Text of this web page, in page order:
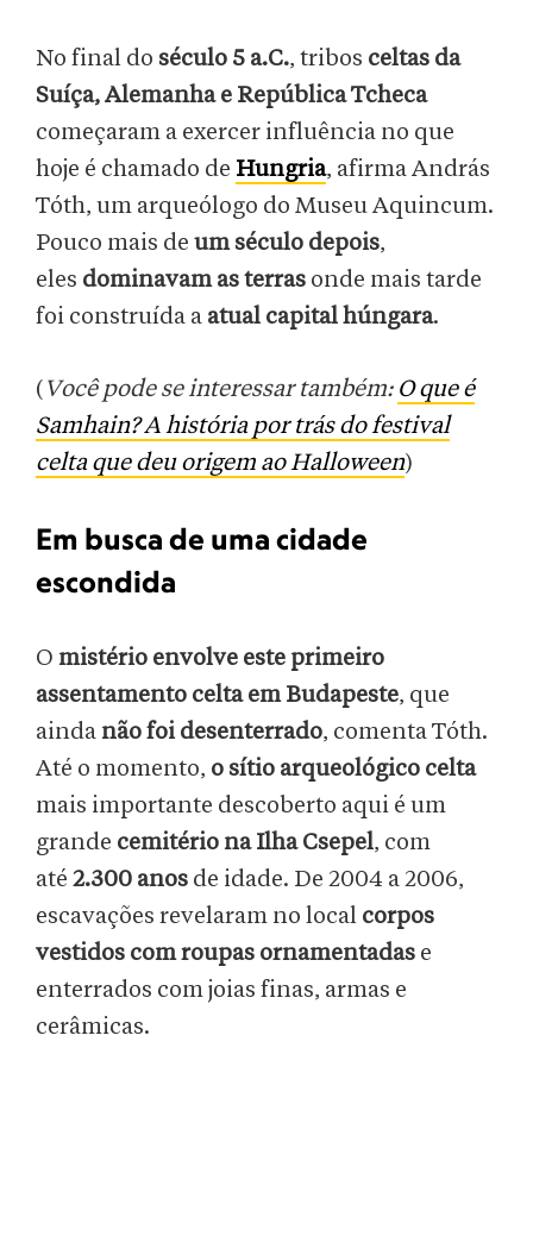
No final do século 5 a.C., tribos celtas da
Suíça, Alemanha e República Tcheca
começaram a exercer influência no que
hoje é chamado de Hungria, afirma András
Tóth, um arqueólogo do Museu Aquincum.
Pouco mais de um século depois,
eles dominavam as terras onde mais tarde
foi construída a atual capital húngara.
( Você pode se interessar também: O que é
Samhain? A história por trás do festival
celta que deu origem ao Halloween)
Em busca de uma cidade
escondida
O mistério envolve este primeiro
assentamento celta em Budapeste, que
ainda não foi desenterrado, comenta Tóth.
Até o momento, o sítio arqueológico celta
mais importante descoberto aqui é um
grande cemitério na Ilha Csepel, com
até 2.300 anos de idade. De 2004 a 2006,
escavações revelaram no local corpos
vestidos com roupas ornamentadas e
enterrados com joias finas, armas e
cerâmicas.